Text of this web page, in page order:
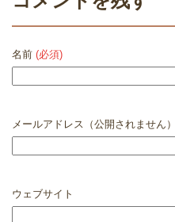
名前 (必須)
メールアドレス（公開されません）
ウェブサイト